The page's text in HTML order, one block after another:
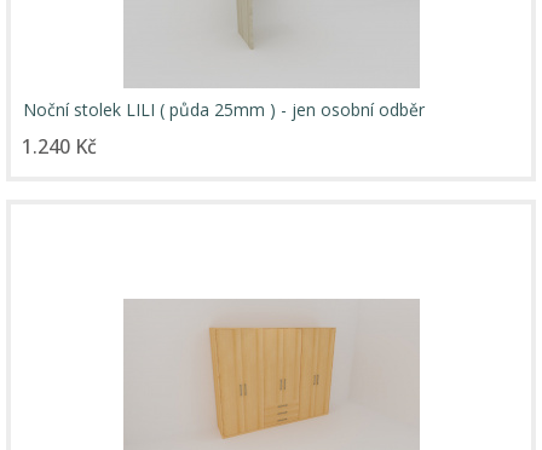
Noční stolek LILI ( půda 25mm ) - jen osobní odběr
1.240 Kč